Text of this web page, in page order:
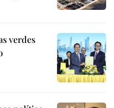
verdes